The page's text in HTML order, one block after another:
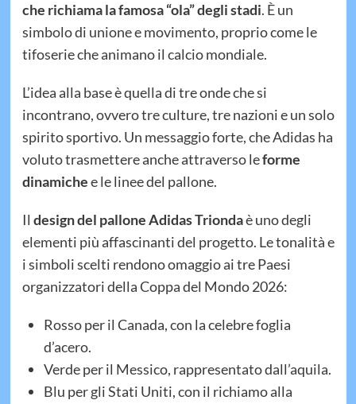
che richiama la famosa “ola” degli stadi. È un
simbolo di unione e movimento, proprio come le
tifoserie che animano il calcio mondiale.
L’idea alla base è quella di tre onde che si
incontrano, ovvero tre culture, tre nazioni e un solo
spirito sportivo. Un messaggio forte, che Adidas ha
voluto trasmettere anche attraverso leforme
dinamichee le linee del pallone.
Il design del pallone Adidas Triondaè uno degli
elementi più affascinanti del progetto. Le tonalità e
i simboli scelti rendono omaggio ai tre Paesi
organizzatori della Coppa del Mondo 2026:
Rosso per il Canada, con la celebre foglia
d’acero.
Verde per il Messico, rappresentato dall’aquila.
Blu per gli Stati Uniti, con il richiamo alla